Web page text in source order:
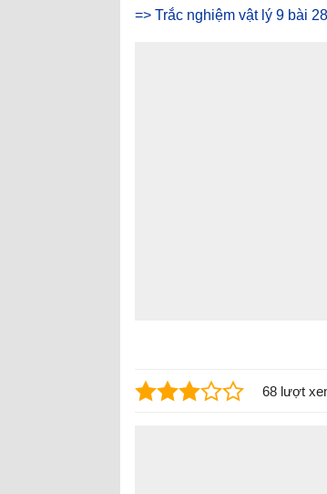
=> Trắc nghiệm vật lý 9 bài
68 lượt